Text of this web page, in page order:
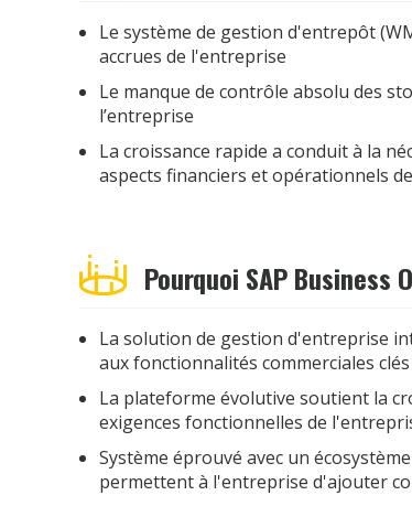
Le système de gestion d'entrepôt
accrues de l'entreprise
Le manque de contrôle absolu des
l’entreprise
La croissance rapide a conduit à la
aspects financiers et opérationnels
Pourquoi SAP Business
La solution de gestion d'entreprise
aux fonctionnalités commerciales clés
La plateforme évolutive soutient la
exigences fonctionnelles de
Système éprouvé avec un
permettent à l'entreprise d'ajouter